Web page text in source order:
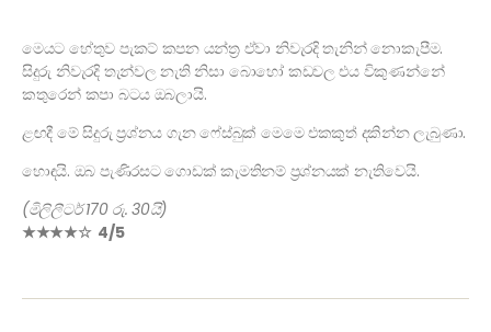
මෙයට හේතුව පැකට් කපන යන්ත්‍ර ඒවා නිවැරදි තැනින් නොකැපීම.
සිදුරු නිවැරදි තැන්වල නැති නිසා බොහෝ කඩවල එය විකුණන්නේ
කතුරෙන් කපා බටය ඔබලායි.
ළඟදී මේ සිදුරු ප්‍රශ්නය ගැන ෆේස්බුක් මෙමෙ එකකුත් දකින්න ලැබුණා.
හොඳයි. ඔබ පැණිරසට ගොඩක් කැමතිනම් ප්‍රශ්නයක් නැතිවෙයි.
(මිලිලීටර් 170 රු. 30යි)
★★★★☆ 4/5